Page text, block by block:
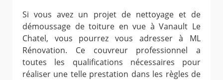
Si vous avez un projet de nettoyage et de
démoussage de toiture en vue à Vanault Le
Chatel, vous pourrez vous adresser à ML
Rénovation. Ce couvreur professionnel a
toutes les qualifications nécessaires pour
réaliser une telle prestation dans les règles de